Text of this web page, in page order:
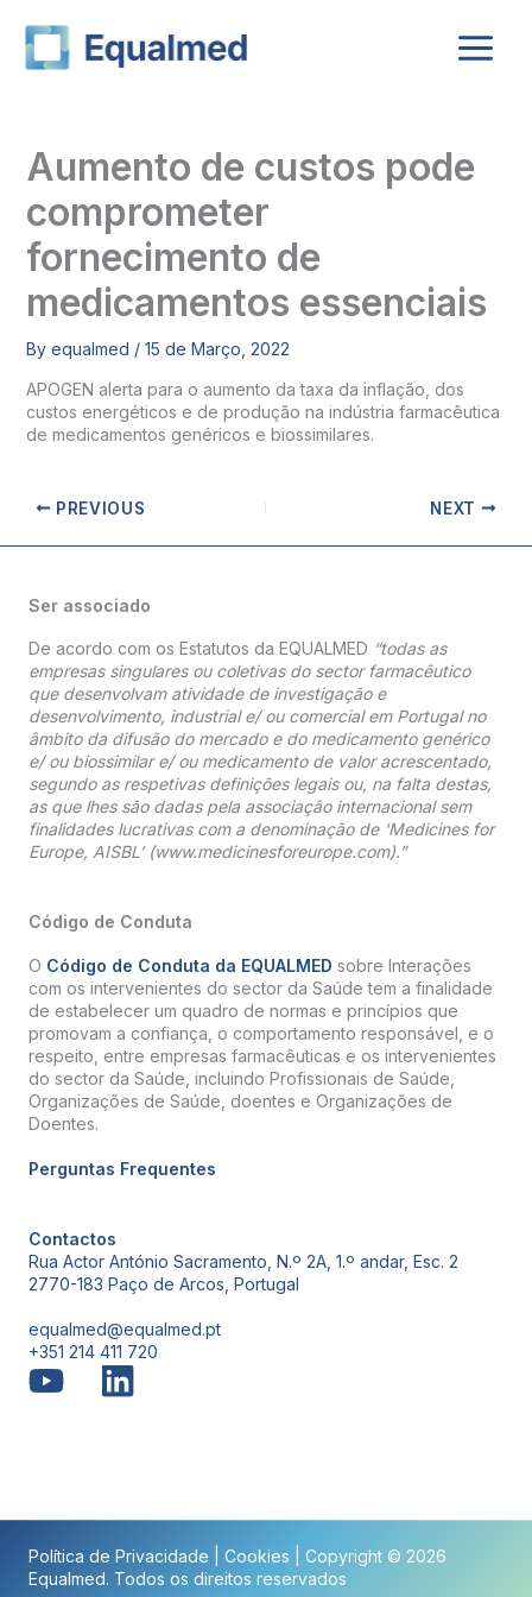
content
Aumento de custos pode
comprometer
fornecimento de
medicamentos essenciais
By equalmed / 15 de Março, 2022
APOGEN alerta para o aumento da taxa da inflação, dos
custos energéticos e de produção na indústria farmacêutica
de medicamentos genéricos e biossimilares.
PREVIOUS NEXT
Ser associado
De acordo com os Estatutos da EQUALMED “todas as
empresas singulares ou coletivas do sector farmacêutico
que desenvolvam atividade de investigação e
desenvolvimento, industrial e/ ou comercial em Portugal no
âmbito da difusão do mercado e do medicamento genérico
e/ ou biossimilar e/ ou medicamento de valor acrescentado,
segundo as respetivas definições legais ou, na falta destas,
as que lhes são dadas pela associação internacional sem
finalidades lucrativas com a denominação de ‘Medicines for
Europe, AISBL’ (www.medicinesforeurope.com).”
Código de Conduta
O Código de Conduta da EQUALMED sobre Interações
com os intervenientes do sector da Saúde tem a finalidade
de estabelecer um quadro de normas e princípios que
promovam a confiança, o comportamento responsável, e o
respeito, entre empresas farmacêuticas e os intervenientes
do sector da Saúde, incluindo Profissionais de Saúde,
Organizações de Saúde, doentes e Organizações de
Doentes.
Perguntas Frequentes
Contactos
Rua Actor António Sacramento, N.º 2A, 1.º andar, Esc. 2
2770-183 Paço de Arcos, Portugal
equalmed@equalmed.pt
+351 214 411 720
Política de Privacidade Cookies | Copyright © 2026
Equalmed. Todos os direitos reservados